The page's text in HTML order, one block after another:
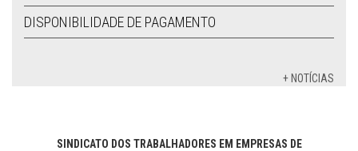
DISPONIBILIDADE DE PAGAMENTO
+ NOTÍCIAS
SINDICATO DOS TRABALHADORES EM EMPRESAS DE